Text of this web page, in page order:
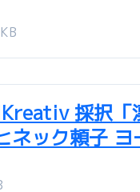
採択「
ネック頼子